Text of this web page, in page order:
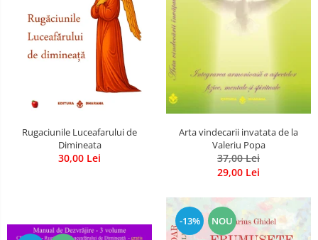
Rugaciunile Luceafarului de
Dimineata
30,00 Lei
Arta vindecarii invatata de la
Valeriu Popa
37,00 Lei
29,00 Lei
-13% NOU